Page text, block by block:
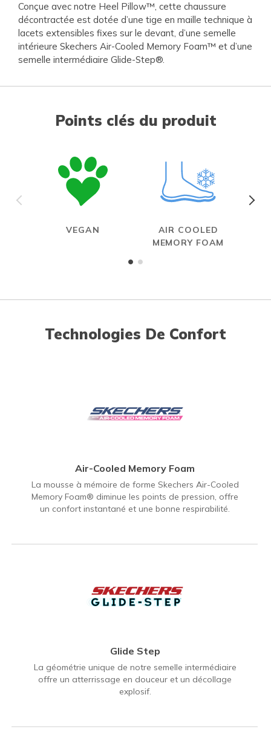
Conçue avec notre Heel Pillow™, cette chaussure
décontractée est dotée d’une tige en maille technique à
lacets extensibles fixes sur le devant, d’une semelle
intérieure Skechers Air-Cooled Memory Foam™ et d’une
semelle intermédiaire Glide-Step®.
Points clés du produit
VEGAN
AIR COOLED
MEMORY FOAM
Technologies De Confort
Air-Cooled Memory Foam
La mousse à mémoire de forme Skechers Air-Cooled
Memory Foam® diminue les points de pression, offre
un confort instantané et une bonne respirabilité.
Glide Step
La géométrie unique de notre semelle intermédiaire
offre un atterrissage en douceur et un décollage
explosif.